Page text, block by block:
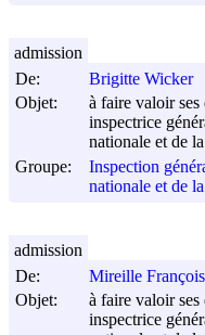
De:
Brigitte Wicker
Objet:
à faire valoir ses
inspectrice
nationale et de
Groupe:
Inspection
nationale et de
admission
De:
Mireille François
Objet:
à faire valoir ses
inspectrice
admission